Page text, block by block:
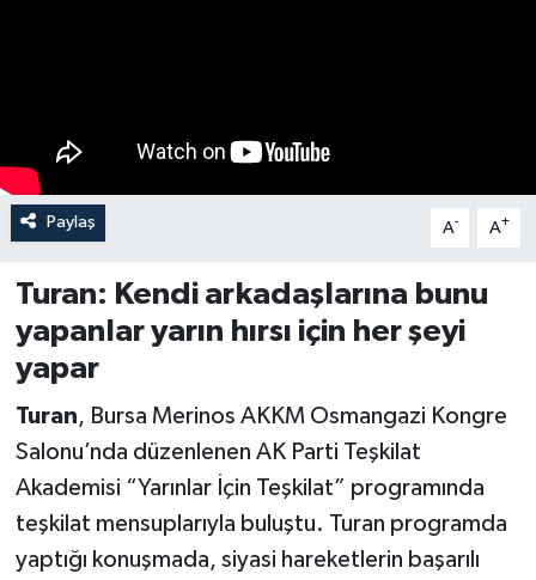
Paylaş A- A+
Turan: Kendi arkadaşlarına bunu
yapanlar yarın hırsı için her şeyi
yapar
Turan, Bursa Merinos AKKM Osmangazi Kongre
Salonu’nda düzenlenen AK Parti Teşkilat
Akademisi “Yarınlar İçin Teşkilat” programında
teşkilat mensuplarıyla buluştu. Turan programda
yaptığı konuşmada, siyasi hareketlerin başarılı